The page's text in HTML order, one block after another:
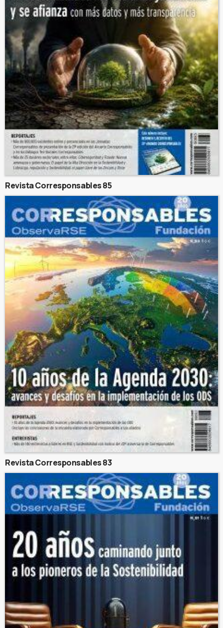
Revista Corresponsables 85
Revista Corresponsables 83